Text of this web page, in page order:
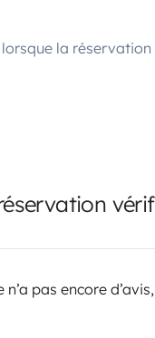
la
n’a pas encore